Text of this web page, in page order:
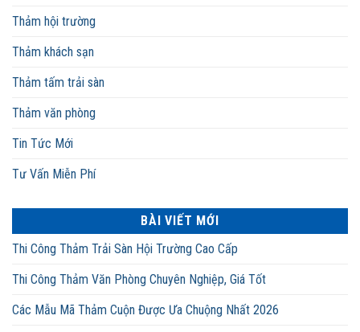
Thảm hội trường
Thảm khách sạn
Thảm tấm trải sàn
Thảm văn phòng
Tin Tức Mới
Tư Vấn Miễn Phí
BÀI VIẾT MỚI
Thi Công Thảm Trải Sàn Hội Trường Cao Cấp
Thi Công Thảm Văn Phòng Chuyên Nghiệp, Giá Tốt
Các Mẫu Mã Thảm Cuộn Được Ưa Chuộng Nhất 2026